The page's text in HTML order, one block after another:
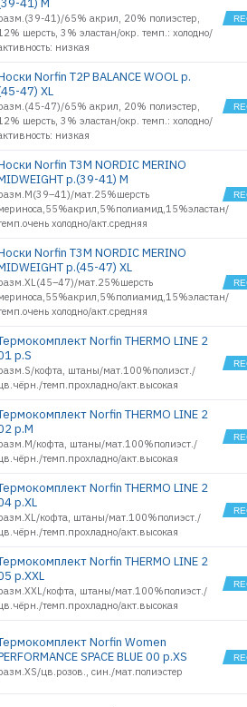
41) M
41)/65% акрил, 20% полиэстер,
шерсть, 3% эластан/окр. темп.: холодно/
низкая
Norfin T2P BALANCE WOOL р.
47) XL
47)/65% акрил, 20% полиэстер,
шерсть, 3% эластан/окр. темп.: холодно/
низкая
Norfin T3M NORDIC MERINO
р.(39-41) M
мат.25%шерсть
холодно/акт.средняя
Norfin T3M NORDIC MERINO
р.(45-47) XL
мат.25%шерсть
холодно/акт.средняя
Norfin THERMO LINE 2
р.S
кофта, штаны/мат.100%полиэст./
темп.прохладно/акт.высокая
Norfin THERMO LINE 2
р.M
кофта, штаны/мат.100%полиэст./
темп.прохладно/акт.высокая
Norfin THERMO LINE 2
р.XL
кофта, штаны/мат.100%полиэст./
темп.прохладно/акт.высокая
Norfin THERMO LINE 2
р.XXL
кофта, штаны/мат.100%полиэст./
темп.прохладно/акт.высокая
Norfin Women
SPACE BLUE 00 р.XS
цв.розов., син./мат.полиэстер